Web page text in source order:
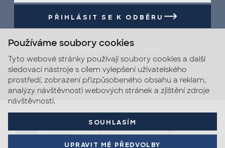
Používáme soubory cookies
Tyto webové stránky používají soubory cookies a další
sledovací nástroje s cílem vylepšení uživatelského
prostředí, zobrazení přizpůsobeného obsahu a reklam,
analýzy návštěvnosti webových stránek a zjištění zdroje
návštěvnosti.
SOUHLASÍM
UPRAVIT MÉ PŘEDVOLBY
PŘIHLÁSIT SE K ODBĚRU
Copyright ©2024-2026, ZIHOS
Všechna práva vyhrazena.
Created by